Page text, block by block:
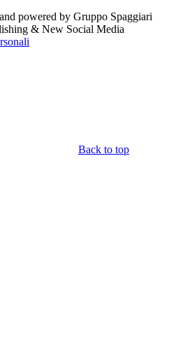
powered by Gruppo Spaggiari
& New Social Media
Back to top